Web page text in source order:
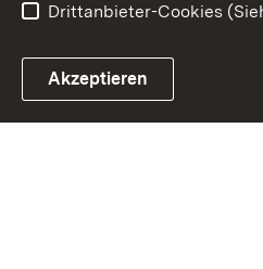
Drittanbieter-Cookies
Akzeptieren